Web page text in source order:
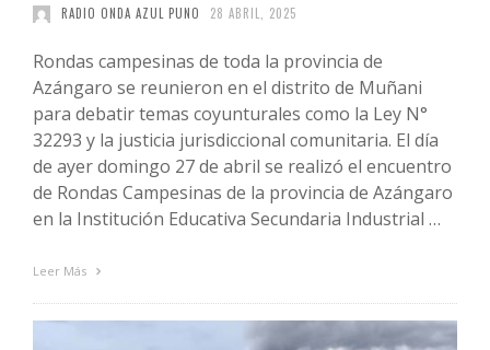
RADIO ONDA AZUL PUNO 28 ABRIL, 2025
Rondas campesinas de toda la provincia de
Azángaro se reunieron en el distrito de Muñani
para debatir temas coyunturales como la Ley N°
32293 y la justicia jurisdiccional comunitaria. El día
de ayer domingo 27 de abril se realizó el encuentro
de Rondas Campesinas de la provincia de Azángaro
en la Institución Educativa Secundaria Industrial …
Leer Más